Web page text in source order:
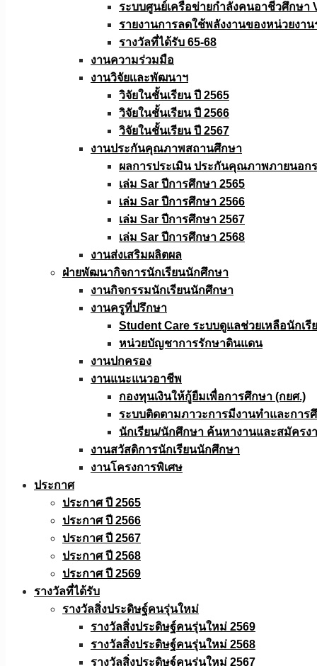
ระบบศูนย์เครือข่ายกำลังคนอาชีวศึกษา
รายงานการลดใช้พลังงานของหน่วยงา
รางวัลที่ได้รับ 65-68
งานความร่วมมือ
งานวิจัยเเละพัฒนาฯ
วิจัยในชั้นเรียน ปี 2565
วิจัยในชั้นเรียน ปี 2566
วิจัยในชั้นเรียน ปี 2567
งานประกันคุณภาพสถานศึกษา
ผลการประเมิน ประกันคุณภาพภายนอก
เล่ม Sar ปีการศึกษา 2565
เล่ม Sar ปีการศึกษา 2566
เล่ม Sar ปีการศึกษา 2567
เล่ม Sar ปีการศึกษา 2568
งานส่งเสริมผลิตผล
ฝ่ายพัฒนากิจการนักเรียนนักศึกษา
งานกิจกรรมนักเรียนนักศึกษา
งานครูที่ปรึกษา
Student Care ระบบดูแลช่วยเหลือนักเรี
หน่วยบัญชาการรักษาดินแดน
งานปกครอง
งานแนะแนวอาชีพ
กองทุนเงินให้กู้ยืมเพื่อการศึกษา (กยศ.)
ระบบติดตามภาวะการมีงานทำและการ
นักเรียน/นักศึกษา ค้นหางานและสมัครง
งานสวัสดิการนักเรียนนักศึกษา
งานโครงการพิเศษ
ประกาศ
ประกาศ ปี 2565
ประกาศ ปี 2566
ประกาศ ปี 2567
ประกาศ ปี 2568
ประกาศ ปี 2569
รางวัลที่ได้รับ
รางวัลสิ่งประดิษฐ์คนรุ่นใหม่
รางวัลสิ่งประดิษฐ์คนรุ่นใหม่ 2569
รางวัลสิ่งประดิษฐ์คนรุ่นใหม่ 2568
รางวัลสิ่งประดิษฐ์คนรุ่นใหม่ 2567